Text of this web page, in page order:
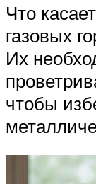
Что
газовых
Их
чтобы